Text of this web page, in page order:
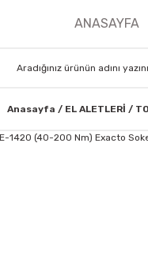
ANASAYFA
Anasayfa EL ALETLERİ